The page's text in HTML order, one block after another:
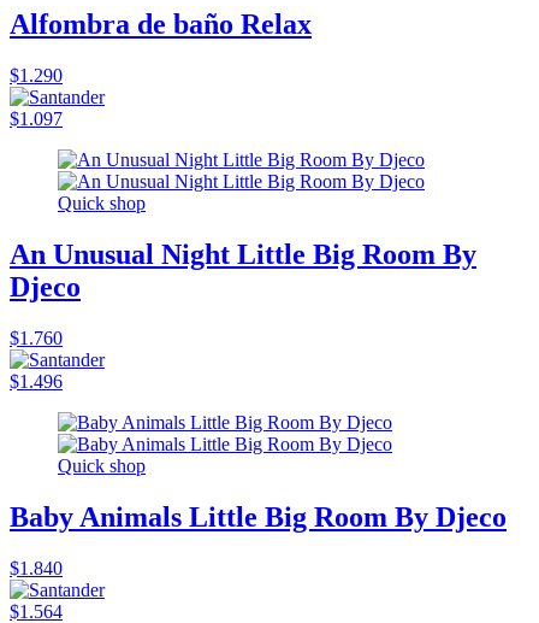
Alfombra de baño Relax
$1.290
$1.097
Quick shop
An Unusual Night Little Big Room By
Djeco
$1.760
$1.496
Quick shop
Baby Animals Little Big Room By Djeco
$1.840
$1.564